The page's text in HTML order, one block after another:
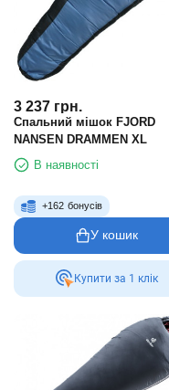
3 237 грн.
Спальний мішок FJORD
NANSEN DRAMMEN XL
В наявності
+162 бонусів
У кошик
Купити за 1 клiк